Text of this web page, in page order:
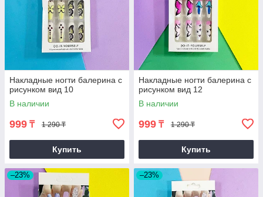
Накладные ногти балерина с
рисунком вид 10
В наличии
999 ₸ 1 290 ₸
Купить
Накладные ногти балерина с
рисунком вид 12
В наличии
999 ₸ 1 290 ₸
Купить
–23% –23%